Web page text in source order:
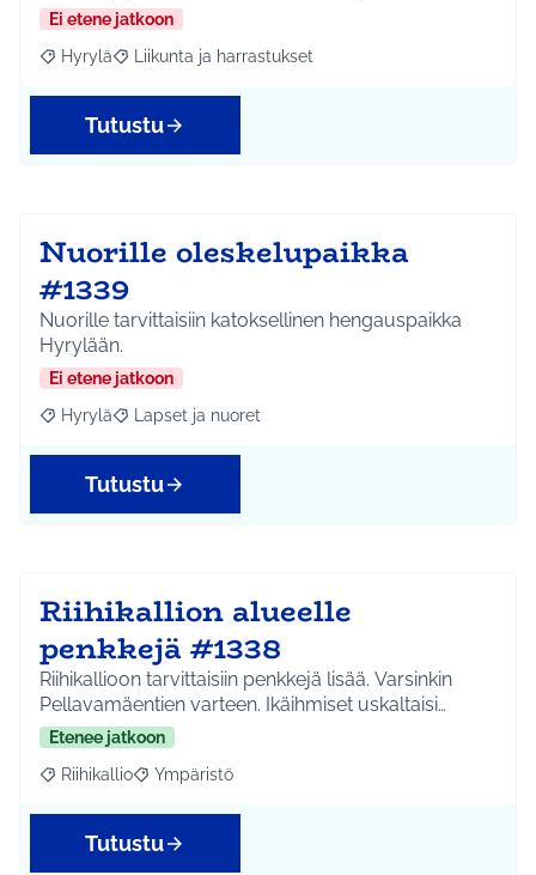
Ei etene jatkoon
Rajaa tulokset aihepiirin mukaan: Hyrylä
Hyrylä Rajaa tulokset teeman mukaan: Liikunta ja
Liikunta ja harrastukset
Tutustu
Nuorille oleskelupaikka
#1339
Nuorille tarvittaisiin katoksellinen hengauspaikka
Hyrylään.
Ei etene jatkoon
Rajaa tulokset aihepiirin mukaan: Hyrylä
Hyrylä Rajaa tulokset teeman mukaan: Lapset ja nuoret
Lapset ja nuoret
Tutustu
Riihikallion alueelle
penkkejä #1338
Riihikallioon tarvittaisiin penkkejä lisää. Varsinkin
Pellavamäentien varteen. Ikäihmiset uskaltaisi…
Etenee jatkoon
Rajaa tulokset aihepiirin mukaan: Riihikallio
Riihikallio Rajaa tulokset teeman mukaan: Ympäristö
Ympäristö
Tutustu